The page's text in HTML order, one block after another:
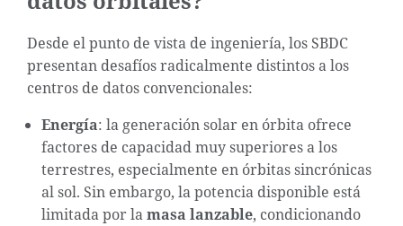
Desde el punto de vista de ingeniería, los SBDC
presentan desafíos radicalmente distintos a los
centros de datos convencionales:
Energía: la generación solar en órbita ofrece
factores de capacidad muy superiores a los
terrestres, especialmente en órbitas sincrónicas
al sol. Sin embargo, la potencia disponible está
limitada por lamasa lanzable, condicionando